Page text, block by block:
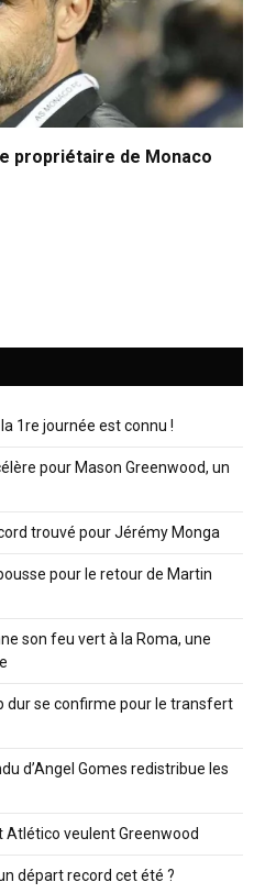
propriétaire de Monaco
1re journée est connu !
pour Mason Greenwood, un
trouvé pour Jérémy Monga
pour le retour de Martin
son feu vert à la Roma, une
dur se confirme pour le transfert
d’Angel Gomes redistribue les
Atlético veulent Greenwood
départ record cet été ?